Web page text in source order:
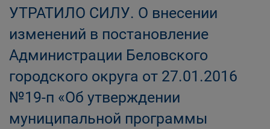
УТРАТИЛО СИЛУ. О внесении
изменений в постановление
Администрации Беловского
городского округа от 27.01.2016
№19-п «Об утверждении
муниципальной программы